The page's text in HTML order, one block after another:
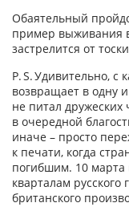
Обаятельный
пример выживания
застрелится от
P. S. Удивительно, с
возвращает в одну
не питал дружеских
в очередной
иначе – просто
к печати, когда
погибшим. 10
кварталам
британского